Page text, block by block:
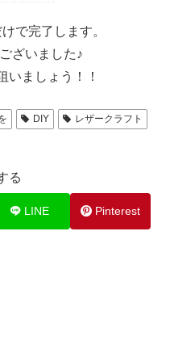
で完了します。
ざいました♪
いましょう！！
DIY
レザークラフト
る
LINE Pinterest